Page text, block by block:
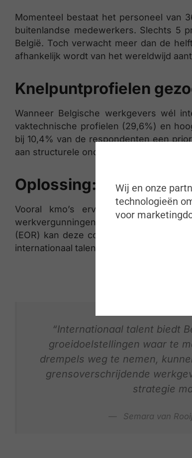
Momenteel bestaat het personeel van
buitenlandse medewerkers. Slechts 5
België. Toch verwacht meer dan de
afhankelijk wordt van het wereldwijd
Knelpuntprofielen
Wanneer Belgische werkgevers wél
vaktechnische profielen (29,6%) en
bij 10,4% van de respondenten een
aan structurele ondersteuning.
Oplossing:
Vooral kmo’s ervaren drempels
werkvergunningen. Samenwerking met
(EOR) kan deze complexiteit verlagen.
internationaal talent aanwerven, mét
“Internationaal talent biedt
groeidoelstellingen waar te
drempels weg te nemen,
grensoverschrijdende
strategie
Semara van
Wij en onze
technologieën
voor